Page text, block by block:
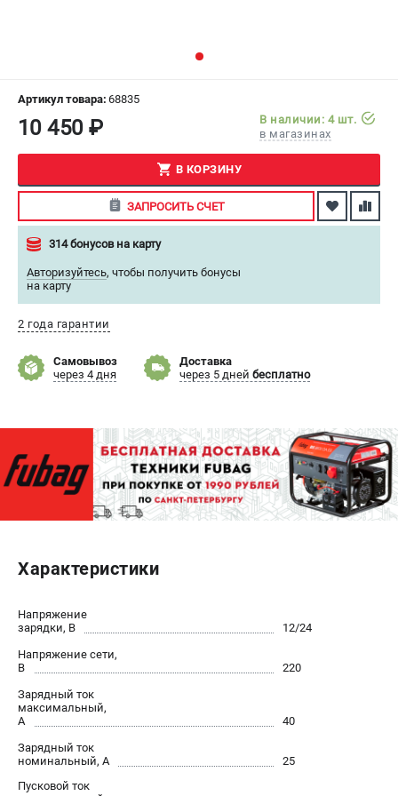
СЕРВИС
МАГАЗИНЫ
ПОДДЕРЖКА
Сервисный центр
Как нас найти
ИНФОРМАЦИЯ
Юридическая информация
Пользовательское соглашение
ЭЛЕКТРОСТАНЦИИ
Генераторы бензиновые
Генераторы дизельные
Генераторы инверторные
ПОЛЕЗНЫЕ СТАТЬИ
Как выбрать краскопульт?
Как выбрать мотопомпу?
Как выбрать бензопилу?
Как выбрать компрессор?
Как правильно выбрать генератор?
Как выбрать сварочный аппарат?
СВАРОЧНЫЕ АППАРАТЫ
Артикул товара: 68835
10 450 ₽
В наличии: 4 шт.
в магазинах
В КОРЗИНУ
ЗАПРОСИТЬ СЧЕТ
314 бонусов на карту
Авторизуйтесь, чтобы получить бонусы
на карту
2 года гарантии
Самовывоз
через 4 дня
Доставка
через 5 дней бесплатно
Характеристики
Напряжение
зарядки, В
12/24
Напряжение сети,
В
220
Зарядный ток
максимальный,
А
40
Зарядный ток
номинальный, А
25
Пусковой ток